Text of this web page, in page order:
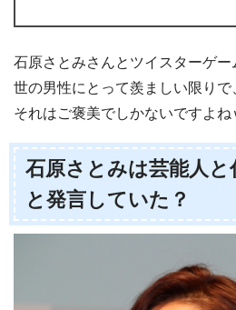
石原さとみさんとツイスターゲー
世の男性にとって羨ましい限りで
それはご褒美でしかないですよね
石原さとみは芸能人
と発言していた？